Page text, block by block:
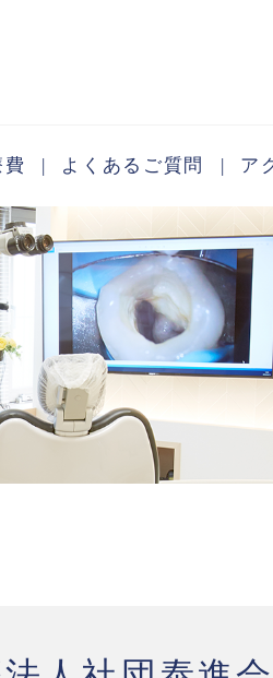
費 よくあるご質問 ア